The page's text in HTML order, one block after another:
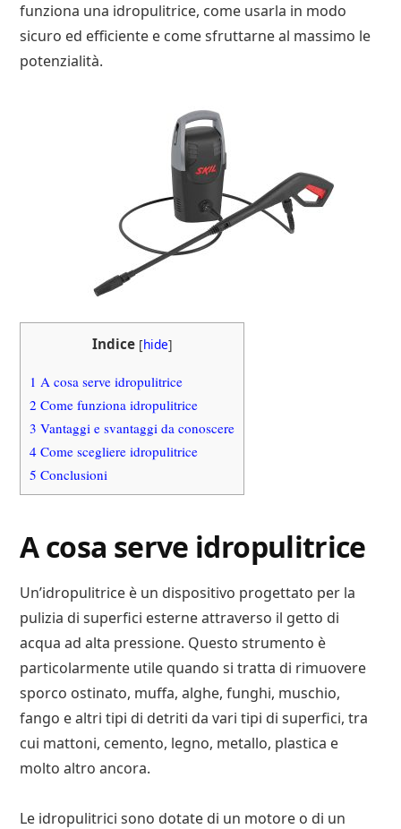
funziona una idropulitrice, come usarla in modo
sicuro ed efficiente e come sfruttarne al massimo le
potenzialità.
Indice [hide]
1 A cosa serve idropulitrice
2 Come funziona idropulitrice
3 Vantaggi e svantaggi da conoscere
4 Come scegliere idropulitrice
5 Conclusioni
A cosa serve idropulitrice
Un’idropulitrice è un dispositivo progettato per la
pulizia di superfici esterne attraverso il getto di
acqua ad alta pressione. Questo strumento è
particolarmente utile quando si tratta di rimuovere
sporco ostinato, muffa, alghe, funghi, muschio,
fango e altri tipi di detriti da vari tipi di superfici, tra
cui mattoni, cemento, legno, metallo, plastica e
molto altro ancora.
Le idropulitrici sono dotate di un motore o di un